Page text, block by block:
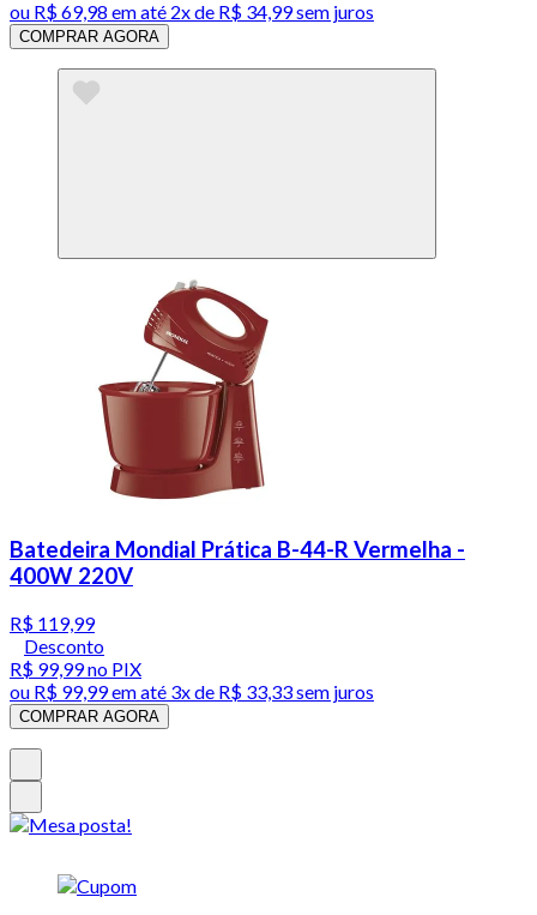
ou R$ 69,98 em até 2x de R$ 34,99 sem juros
COMPRAR AGORA
Batedeira Mondial Prática B-44-R Vermelha -
400W 220V
R$ 119,99
Desconto
R$ 99,99no PIX
ou R$ 99,99em até 3x de R$ 33,33 sem juros
COMPRAR AGORA